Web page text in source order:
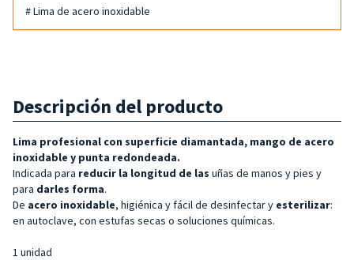
# Lima de acero inoxidable
Descripción del producto
Lima profesional con superficie diamantada, mango de acero
inoxidable y punta redondeada.
Indicada para reducir la longitud de las uñas de manos y pies y
para darles forma.
De acero inoxidable, higiénica y fácil de desinfectar y esterilizar:
en autoclave, con estufas secas o soluciones químicas.
1 unidad